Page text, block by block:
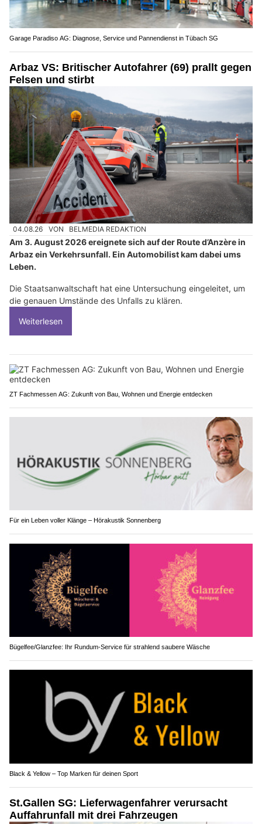
Garage Paradiso AG: Diagnose, Service und Pannendienst in Tübach SG
Arbaz VS: Britischer Autofahrer (69) prallt gegen
Felsen und stirbt
04.08.26 VON BELMEDIA REDAKTION
Am 3. August 2026 ereignete sich auf der Route d’Anzère in
Arbaz ein Verkehrsunfall. Ein Automobilist kam dabei ums
Leben.
Die Staatsanwaltschaft hat eine Untersuchung eingeleitet, um
die genauen Umstände des Unfalls zu klären.
Weiterlesen
ZT Fachmessen AG: Zukunft von Bau, Wohnen und Energie entdecken
Für ein Leben voller Klänge – Hörakustik Sonnenberg
Bügelfee/Glanzfee: Ihr Rundum-Service für strahlend saubere Wäsche
Black & Yellow – Top Marken für deinen Sport
St.Gallen SG: Lieferwagenfahrer verursacht
Auffahrunfall mit drei Fahrzeugen